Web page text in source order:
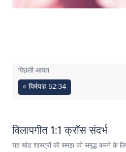
पिछली आयत
« यिर्मयाह 52:34
विलापगीत 1:1 क्रॉस संदर्भ
यह खंड शास्त्रों की समझ को समृद्ध करने के